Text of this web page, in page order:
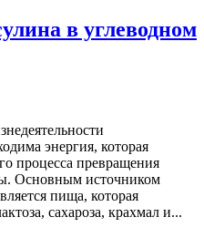
в углеводном
энергия, которая
процесса превращения
Основным источником
пища, которая
сахароза, крахмал и...